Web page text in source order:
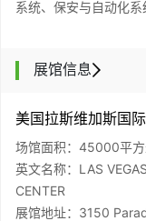
系统、保安与自动化系
展馆信息
美国拉斯维加斯国
场馆面积：45000平
英文名称：LAS
CENTER
展馆地址：3150